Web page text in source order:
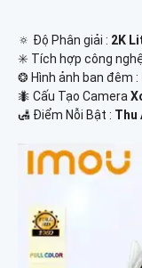
🔅 Độ Phân giải : 2K
✳️ Tích hợp công
❂ Hình ảnh ban đêm :
🐜 Cấu Tạo Camera
️🛃 Điểm Nỗi Bật : Thu